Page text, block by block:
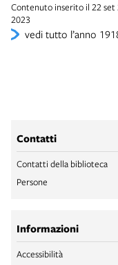
Contenuto inserito il 22
2023
vedi tutto l’anno
Contatti
Contatti della biblioteca
Persone
Informazioni
Accessibilità